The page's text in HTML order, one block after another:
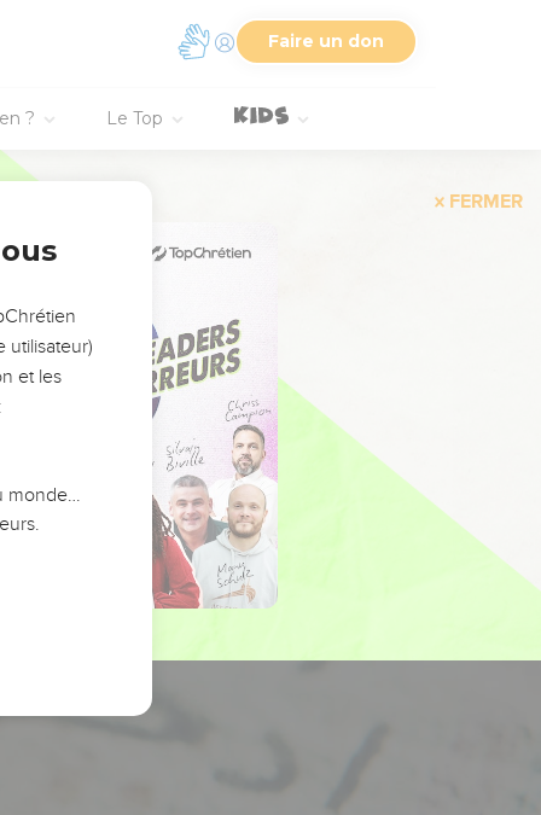
Faire un don
? Le Top
FERMER
utilisateur)
et les
monde…